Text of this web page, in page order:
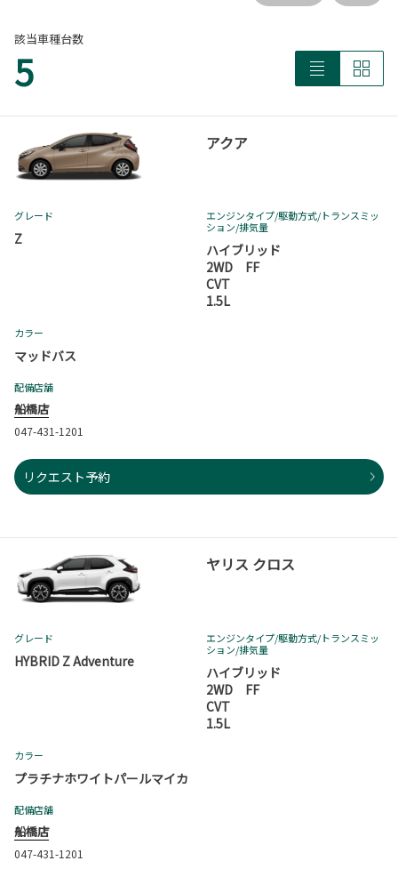
該当車種台数
5
アクア
グレード
Z
エンジンタイプ/駆動方式/トランスミッ
ション/排気量
ハイブリッド
2WD FF
CVT
1.5L
カラー
マッドバス
配備店舗
船橋店
047-431-1201
リクエスト予約
ヤリス クロス
グレード
HYBRID Z Adventure
エンジンタイプ/駆動方式/トランスミッ
ション/排気量
ハイブリッド
2WD FF
CVT
1.5L
カラー
プラチナホワイトパールマイカ
配備店舗
船橋店
047-431-1201